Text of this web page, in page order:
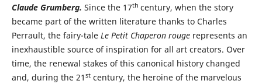
Claude Grumberg. Since the 17th century, when the story
became part of the written literature thanks to Charles
Perrault, the fairy-tale Le Petit Chaperon rougerepresents an
inexhaustible source of inspiration for all art creators. Over
time, the renewal stakes of this canonical history changed
and, during the 21 stcentury, the heroine of the marvelous